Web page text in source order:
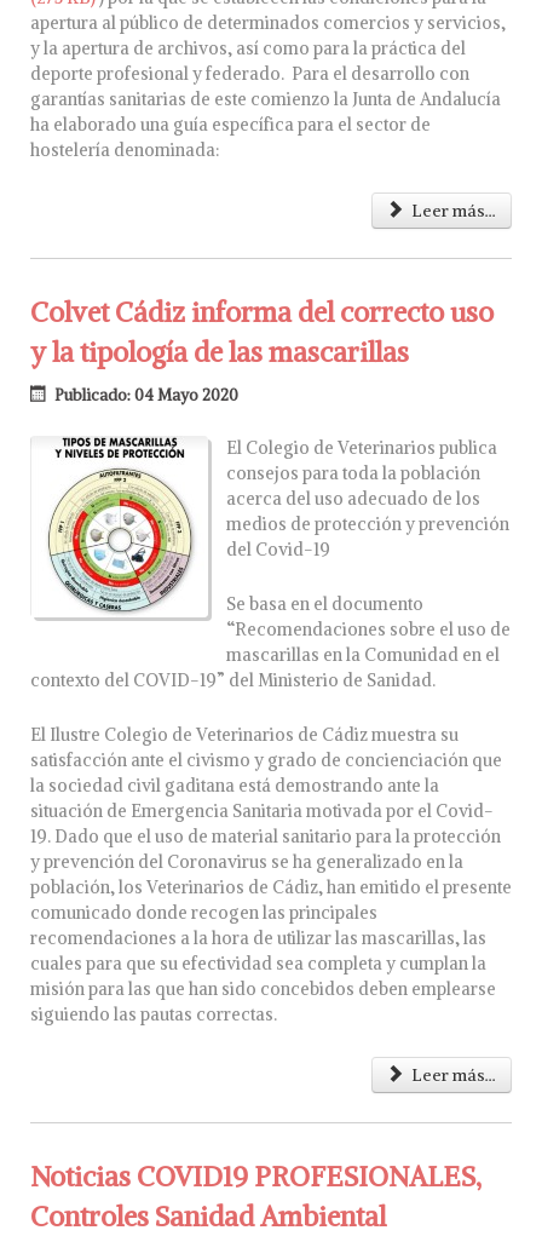
apertura al público de determinados comercios y servicios,
y la apertura de archivos, así como para la práctica del
deporte profesional y federado. Para el desarrollo con
garantías sanitarias de este comienzo la Junta de Andalucía
ha elaborado una guía específica para el sector de
hostelería denominada:
Leer más...
Colvet Cádiz informa del correcto uso
y la tipología de las mascarillas
Publicado: 04 Mayo 2020
El Colegio de Veterinarios publica
consejos para toda la población
acerca del uso adecuado de los
medios de protección y prevención
del Covid-19
Se basa en el documento
“Recomendaciones sobre el uso de
mascarillas en la Comunidad en el
contexto del COVID-19” del Ministerio de Sanidad.
El Ilustre Colegio de Veterinarios de Cádiz muestra su
satisfacción ante el civismo y grado de concienciación que
la sociedad civil gaditana está demostrando ante la
situación de Emergencia Sanitaria motivada por el Covid-
19. Dado que el uso de material sanitario para la protección
y prevención del Coronavirus se ha generalizado en la
población, los Veterinarios de Cádiz, han emitido el presente
comunicado donde recogen las principales
recomendaciones a la hora de utilizar las mascarillas, las
cuales para que su efectividad sea completa y cumplan la
misión para las que han sido concebidos deben emplearse
siguiendo las pautas correctas.
Leer más...
Noticias COVID19 PROFESIONALES,
Controles Sanidad Ambiental